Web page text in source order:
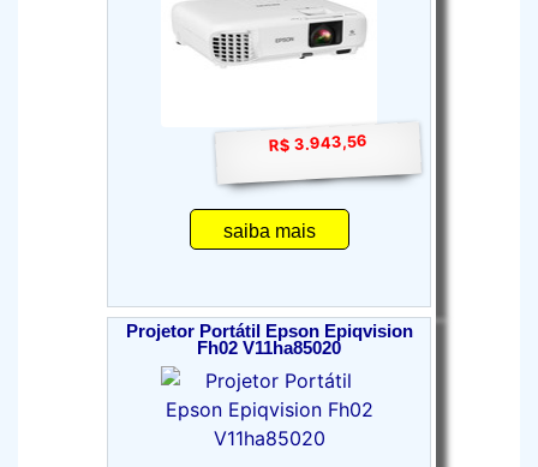
R$ 3.943,56
saiba mais
Projetor Portátil Epson Epiqvision
Fh02 V11ha85020